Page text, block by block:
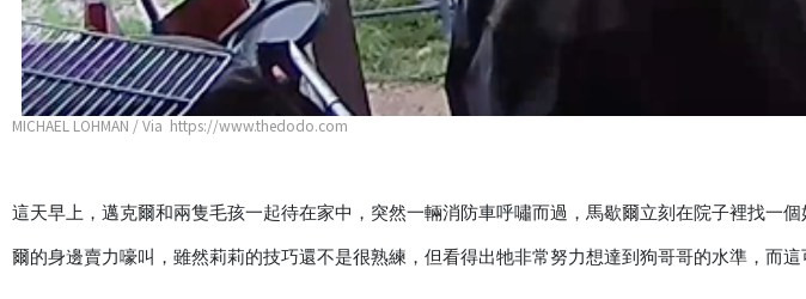
MICHAEL LOHMAN / Via https://www.thedodo.com
這天早上，邁克爾和兩隻毛孩一起待在家中，突然一輛消防車呼嘯而過，馬歇爾立刻在院子裡找一
爾的身邊賣力嚎叫，雖然莉莉的技巧還不是很熟練，但看得出牠非常努力想達到狗哥哥的水準，而